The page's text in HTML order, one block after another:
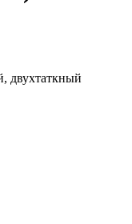
двухтаткный